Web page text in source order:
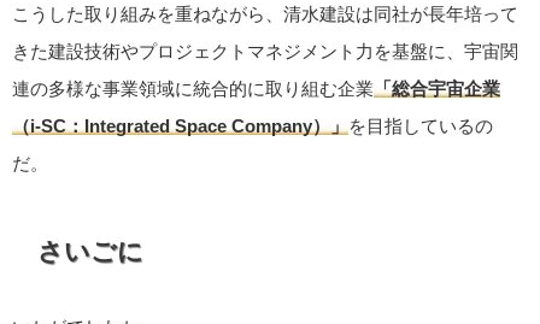
こうした取り組みを重ねながら、清水建設は同社が長年培って
きた建設技術やプロジェクトマネジメント力を基盤に、宇宙関
連の多様な事業領域に統合的に取り組む企業「総合宇宙企業
（i-SC：Integrated Space Company）」を目指しているの
だ。
さいごに